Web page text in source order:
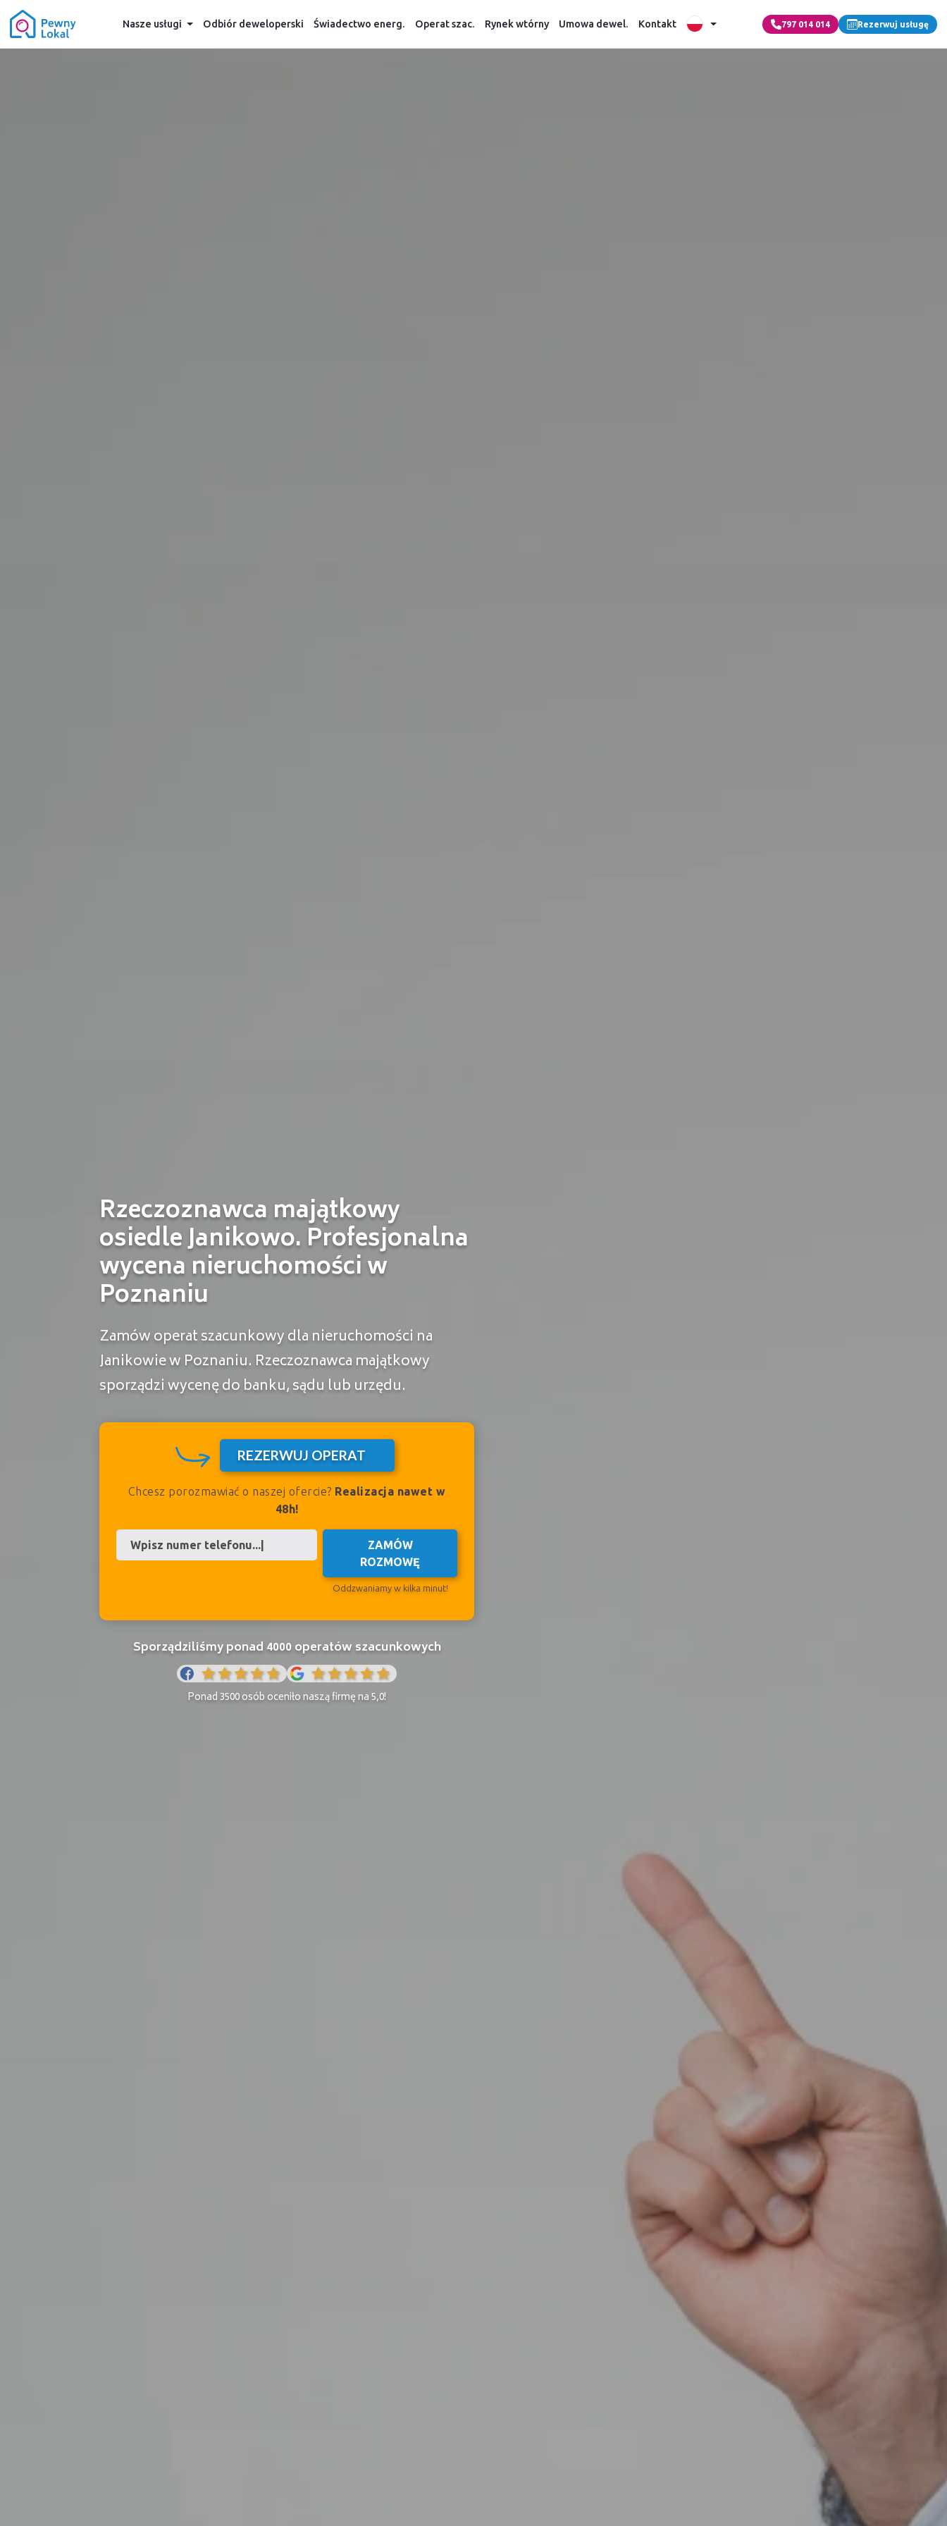
Nasze usługi Odbiór deweloperski Świadectwo energ. Operat szac. Rynek wtórny Umowa dewel. Kontakt 797 014 014 Rezerwuj usługę
Rzeczoznawca majątkowy
osiedle Janikowo. Profesjonalna
wycena nieruchomości w
Poznaniu
Zamów operat szacunkowy dla nieruchomości na
Janikowie w Poznaniu. Rzeczoznawca majątkowy
sporządzi wycenę do banku, sądu lub urzędu.
REZERWUJ OPERAT
Chcesz porozmawiać o naszej ofercie? Realizacja nawet w
48h!
ZAMÓW
ROZMOWĘ
Oddzwaniamy w kilka minut!
Sporządziliśmy ponad 4000 operatów szacunkowych
Ponad 3500 osób oceniło naszą firmę na 5,0!